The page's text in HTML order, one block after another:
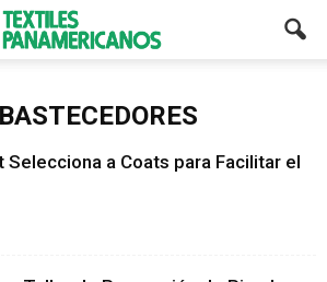
Selecciona a Coats para Facilitar el